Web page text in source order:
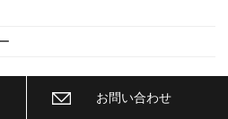
お問い合わせ